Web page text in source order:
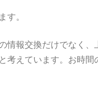
す。
情報交換だけでなく、
考えています。お時間